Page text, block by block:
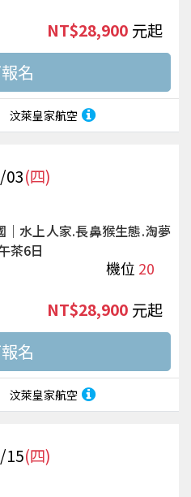
汶萊皇家航空
NT$28,900 起
03(四)
水上人家.長鼻猴生態.淘夢
茶6日
機位 20
汶萊皇家航空
NT$28,900 起
15(四)